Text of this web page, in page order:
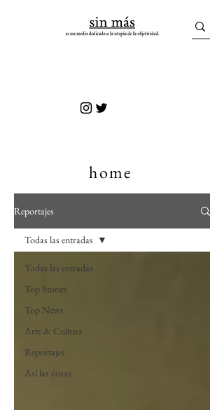
home
Reportajes
Todas las entradas
Top Stories
Top News
Arte & Cultura
Reportajes
Así las cosas
Todas las entradas